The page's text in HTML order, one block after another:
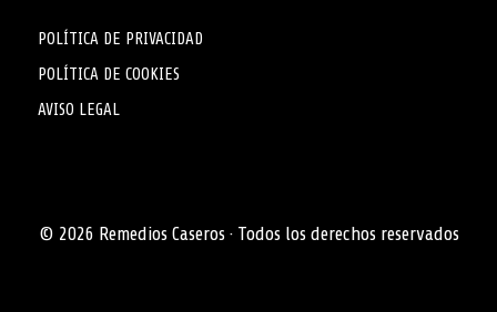
POLÍTICA DE PRIVACIDAD
POLÍTICA DE COOKIES
AVISO LEGAL
© 2026 Remedios Caseros · Todos los derechos reservados